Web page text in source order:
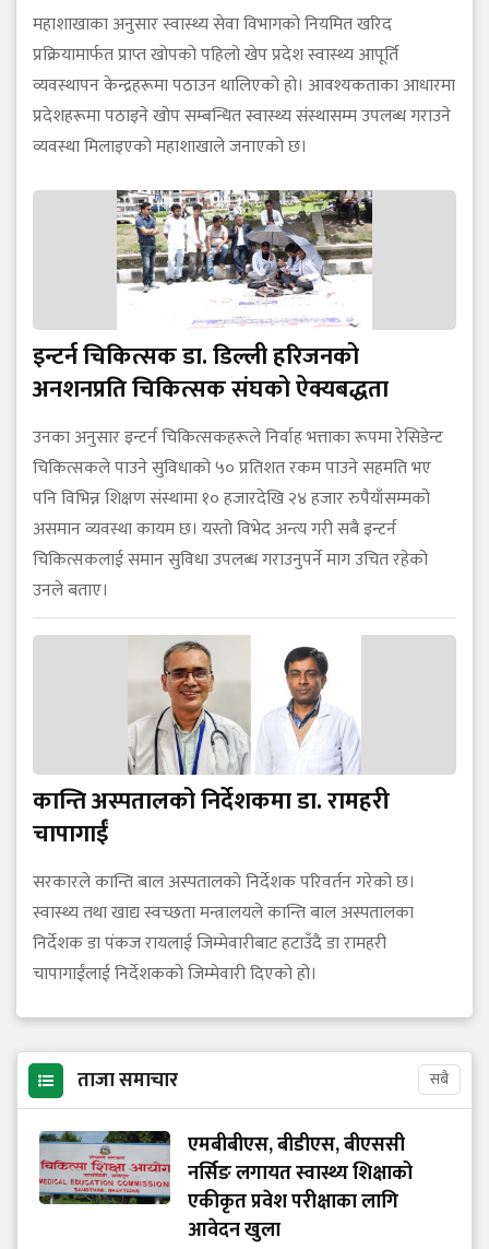
महाशाखाका अनुसार स्वास्थ्य सेवा विभागको नियमित खरिद
प्रक्रियामार्फत प्राप्त खोपको पहिलो खेप प्रदेश स्वास्थ्य आपूर्ति
व्यवस्थापन केन्द्रहरूमा पठाउन थालिएको हो। आवश्यकताका आधारमा
प्रदेशहरूमा पठाइने खोप सम्बन्धित स्वास्थ्य संस्थासम्म उपलब्ध गराउने
व्यवस्था मिलाइएको महाशाखाले जनाएको छ।
इन्टर्न चिकित्सक डा. डिल्ली हरिजनको
अनशनप्रति चिकित्सक संघको ऐक्यबद्धता
उनका अनुसार इन्टर्न चिकित्सकहरूले निर्वाह भत्ताका रूपमा रेसिडेन्ट
चिकित्सकले पाउने सुविधाको ५० प्रतिशत रकम पाउने सहमति भए
पनि विभिन्न शिक्षण संस्थामा १० हजारदेखि २४ हजार रुपैयाँसम्मको
असमान व्यवस्था कायम छ। यस्तो विभेद अन्त्य गरी सबै इन्टर्न
चिकित्सकलाई समान सुविधा उपलब्ध गराउनुपर्ने माग उचित रहेको
उनले बताए।
कान्ति अस्पतालको निर्देशकमा डा. रामहरी
चापागाईं
सरकारले कान्ति बाल अस्पतालको निर्देशक परिवर्तन गरेको छ।
स्वास्थ्य तथा खाद्य स्वच्छता मन्त्रालयले कान्ति बाल अस्पतालका
निर्देशक डा पंकज रायलाई जिम्मेवारीबाट हटाउँदै डा रामहरी
चापागाईंलाई निर्देशकको जिम्मेवारी दिएको हो।
ताजा समाचार सबै
एमबीबीएस, बीडीएस, बीएससी
नर्सिङ लगायत स्वास्थ्य शिक्षाको
एकीकृत प्रवेश परीक्षाका लागि
आवेदन खुला